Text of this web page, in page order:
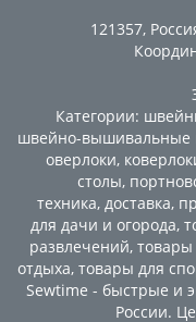
121357,
Категории:
швейно-
оверлоки,
столы,
техника, доставка,
для дачи и огорода,
развлечений, товары
отдыха, товары для
Sewtime - быстрые и
России.